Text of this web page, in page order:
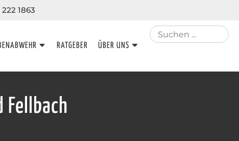
1863
RATGEBER ÜBER UNS